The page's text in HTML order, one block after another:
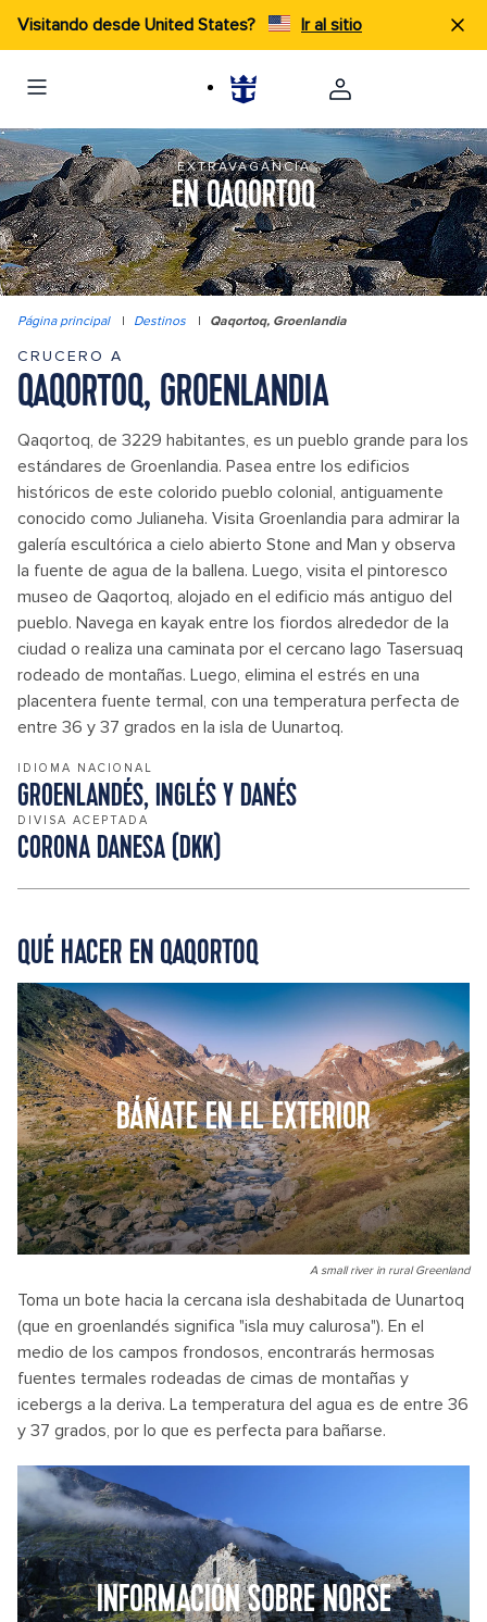
Visitando desde United States? Ir al sitio
EXTRAVAGANCIA
EN QAQORTOQ
Página principal | Destinos | Qaqortoq, Groenlandia
CRUCERO A
QAQORTOQ, GROENLANDIA
Qaqortoq, de 3229 habitantes, es un pueblo grande para los
estándares de Groenlandia. Pasea entre los edificios
históricos de este colorido pueblo colonial, antiguamente
conocido como Julianeha. Visita Groenlandia para admirar la
galería escultórica a cielo abierto Stone and Man y observa
la fuente de agua de la ballena. Luego, visita el pintoresco
museo de Qaqortoq, alojado en el edificio más antiguo del
pueblo. Navega en kayak entre los fiordos alrededor de la
ciudad o realiza una caminata por el cercano lago Tasersuaq
rodeado de montañas. Luego, elimina el estrés en una
placentera fuente termal, con una temperatura perfecta de
entre 36 y 37 grados en la isla de Uunartoq.
IDIOMA NACIONAL
GROENLANDÉS, INGLÉS Y DANÉS
DIVISA ACEPTADA
CORONA DANESA (DKK)
QUÉ HACER EN QAQORTOQ
BÁÑATE EN EL EXTERIOR
A small river in rural Greenland
Toma un bote hacia la cercana isla deshabitada de Uunartoq
(que en groenlandés significa "isla muy calurosa"). En el
medio de los campos frondosos, encontrarás hermosas
fuentes termales rodeadas de cimas de montañas y
icebergs a la deriva. La temperatura del agua es de entre 36
y 37 grados, por lo que es perfecta para bañarse.
INFORMACIÓN SOBRE NORSE